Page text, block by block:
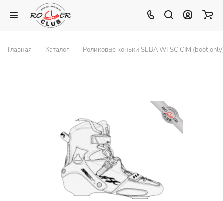
Главная – Каталог – Роликовые коньки SEBA WFSC CIM (boot